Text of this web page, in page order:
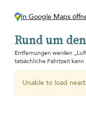
In Google Maps
Rund um
Entfernungen werden
tatsächliche Fahrtzeit kann
Unable to load